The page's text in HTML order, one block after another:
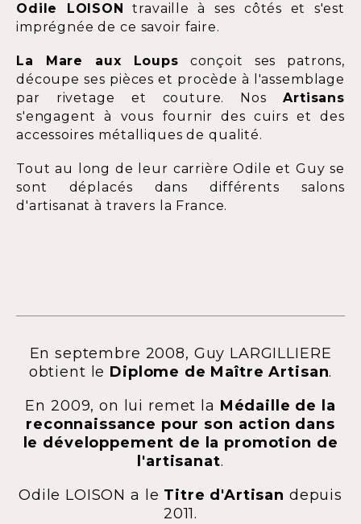
Odile LOISON
travaille à ses côtés et s'est
imprégnée de ce savoir faire.
La Mare aux Loups conçoit ses patrons,
découpe ses pièces et procède à l'assemblage
par rivetage et couture. NosArtisans
s'engagent à vous fournir des cuirs et des
accessoires métalliques de qualité.
Tout au long de leur carrière Odile et Guy se
sont déplacés dans différents salons
d'artisanat à travers la France.
En septembre 2008, Guy LARGILLIERE
obtient le Diplome de Maître Artisan.
En 2009, on lui remet la Médaille de la
reconnaissance pour son action dans
le développement de la promotion de
l'artisanat.
Odile LOISON a le Titre d'Artisan depuis
2011.